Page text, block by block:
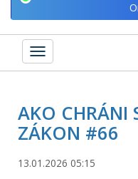
Toggle
navigation
AKO CHRÁNI
ZÁKON #66
13.01.2026 05:15